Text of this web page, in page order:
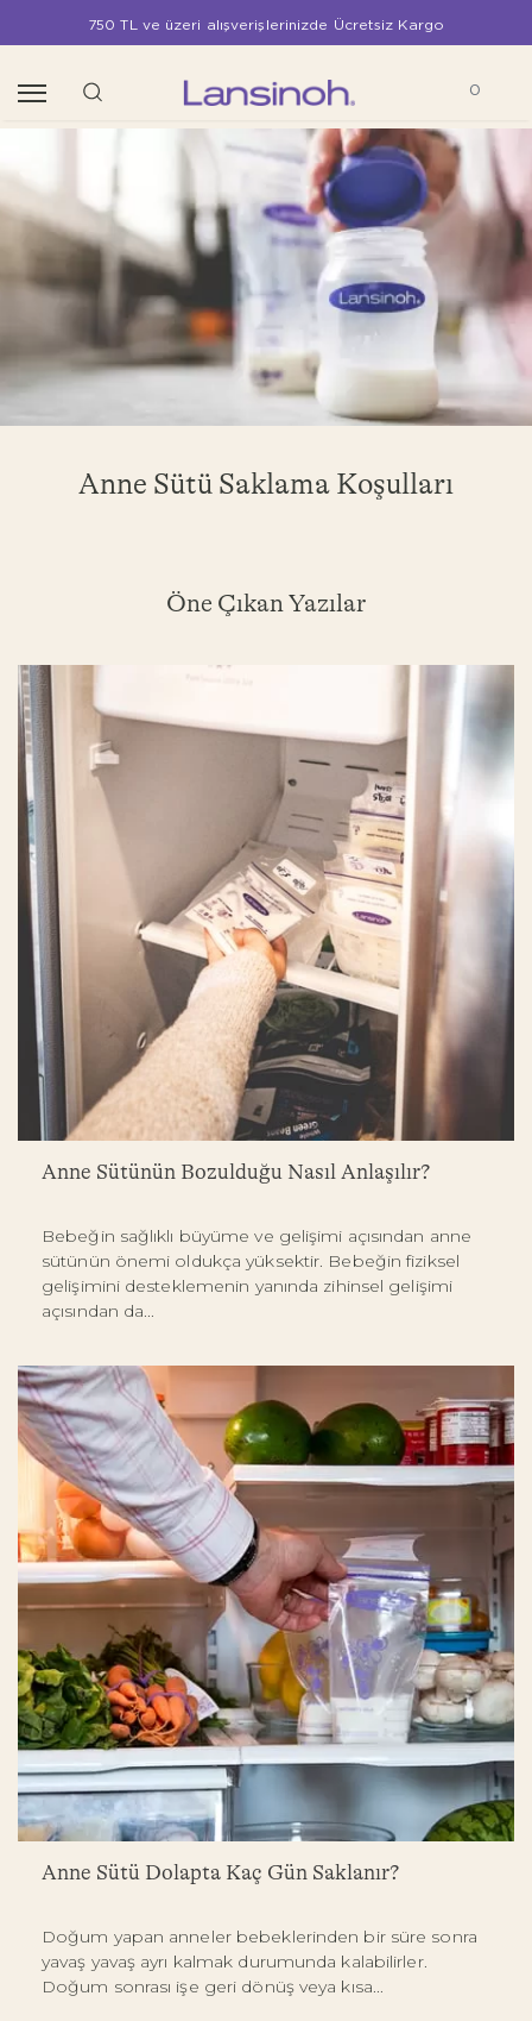
750 TL ve üzeri alışverişlerinizde Ücretsiz Kargo
0
Anne Sütü Saklama Koşulları
Öne Çıkan Yazılar
Anne Sütünün Bozulduğu Nasıl Anlaşılır?
Bebeğin sağlıklı büyüme ve gelişimi açısından anne
sütünün önemi oldukça yüksektir. Bebeğin fiziksel
gelişimini desteklemenin yanında zihinsel gelişimi
açısından da...
Anne Sütü Dolapta Kaç Gün Saklanır?
Doğum yapan anneler bebeklerinden bir süre sonra
yavaş yavaş ayrı kalmak durumunda kalabilirler.
Doğum sonrası işe geri dönüş veya kısa...